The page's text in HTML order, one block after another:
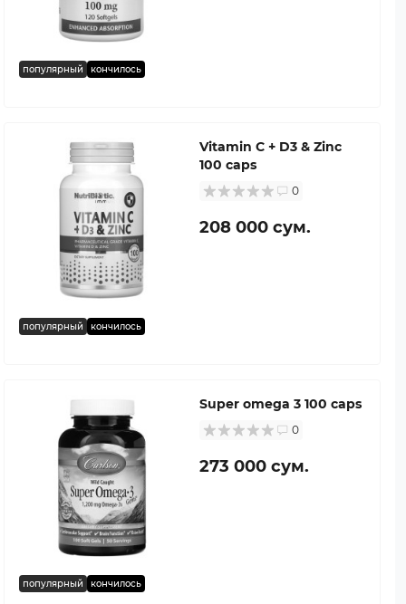
популярный кончилось
популярный кончилось
Vitamin C + D3 & Zinc
100 caps
0
208 000 сум.
популярный кончилось
Super omega 3 100 caps
0
273 000 сум.